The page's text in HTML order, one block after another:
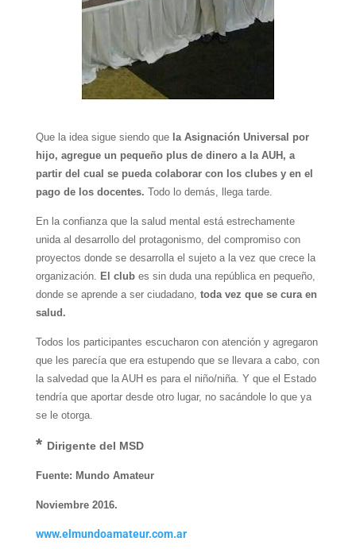
Que la idea sigue siendo que la Asignación Universal por
hijo, agregue un pequeño plus de dinero a la AUH, a
partir del cual se pueda colaborar con los clubes y en el
pago de los docentes. Todo lo demás, llega tarde.
En la confianza que la salud mental está estrechamente
unida al desarrollo del protagonismo, del compromiso con
proyectos donde se desarrolla el sujeto a la vez que crece la
organización. El clubes sin duda una república en pequeño,
donde se aprende a ser ciudadano, toda vez que se cura en
salud.
Todos los participantes escucharon con atención y agregaron
que les parecía que era estupendo que se llevara a cabo, con
la salvedad que la AUH es para el niño/niña. Y que el Estado
tendría que aportar desde otro lugar, no sacándole lo que ya
se le otorga.
* Dirigente del MSD
Fuente: Mundo Amateur
Noviembre 2016.
www.elmundoamateur.com.ar